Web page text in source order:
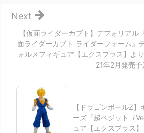
【仮面ライダーカブト】デフォリアル
面ライダーカブト ライダーフォーム』
ォルメフィギュア【エクスプラス】よ
21年2月発売予
Next
【ドラゴンボールZ
ーズ『超ベジット（
ュア【エクスプラス